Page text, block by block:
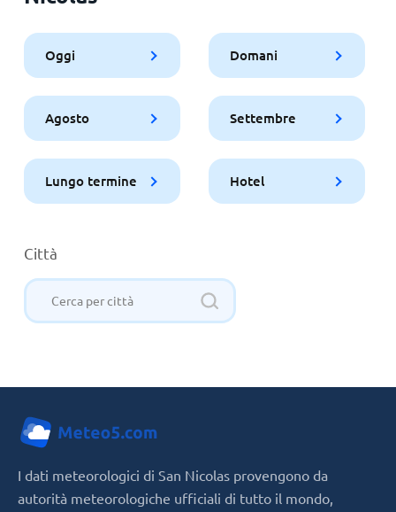
Oggi Domani
Agosto Settembre
Lungo termine Hotel
Città
I dati meteorologici di San Nicolas provengono da
autorità meteorologiche ufficiali di tutto il mondo,